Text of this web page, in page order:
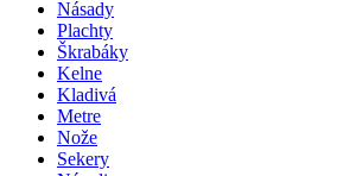
Násady
Plachty
Škrabáky
Kelne
Kladivá
Metre
Nože
Sekery